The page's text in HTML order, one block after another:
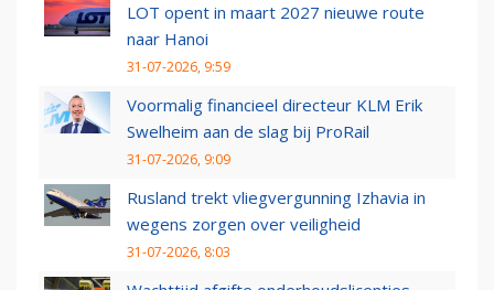
LOT opent in maart 2027 nieuwe route
naar Hanoi
31-07-2026, 9:59
Voormalig financieel directeur KLM Erik
Swelheim aan de slag bij ProRail
31-07-2026, 9:09
Rusland trekt vliegvergunning Izhavia in
wegens zorgen over veiligheid
31-07-2026, 8:03